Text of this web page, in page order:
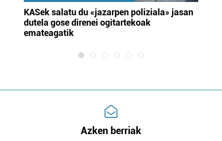
KASek salatu du «jazarpen poliziala» jasan
dutela gose direnei ogitartekoak
emateagatik
Azken berriak